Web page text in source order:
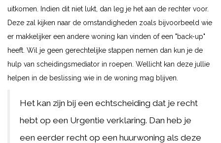
uitkomen. Indien dit niet lukt, dan leg je het aan de rechter voor.
Deze zal kijken naar de omstandigheden zoals bijvoorbeeld wie
er makkelijker een andere woning kan vinden of een "back-up"
heeft. Wil je geen gerechtelijke stappen nemen dan kun je de
hulp van scheidingsmediator in roepen. Wellicht kan deze jullie
helpen in de beslissing wie in de woning mag blijven.
Het kan zijn bij een echtscheiding dat je recht
hebt op een Urgentie verklaring. Dan heb je
een eerder recht op een huurwoning als deze